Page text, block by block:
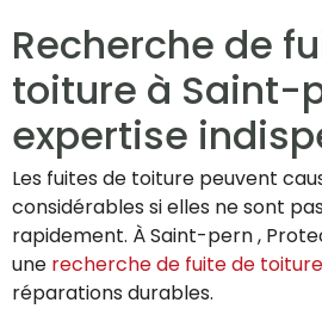
Recherche de
toiture à Saint-
expertise
Les fuites de toiture peuvent
considérables si elles ne sont
rapidement. À Saint-pern ,
une recherche de fuite de toiture
réparations durables.